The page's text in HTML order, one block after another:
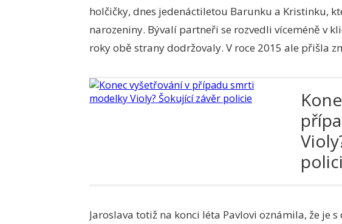
holčičky, dnes jedenáctiletou Barunku a Kristinku,
narozeniny. Bývalí partneři se rozvedli víceméně v
roky obě strany dodržovaly. V roce 2015 ale přišla
Jaroslava totiž na konci léta Pavlovi oznámila, že je